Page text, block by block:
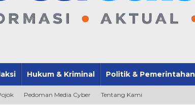
Hukum & Kriminal Politik & Pemerintahan
Pedoman Media Cyber Tentang Kami